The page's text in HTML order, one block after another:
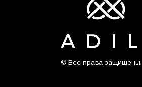
© Все права защищены.